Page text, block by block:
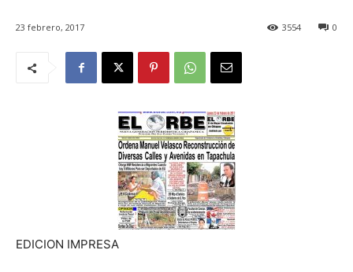
23 febrero, 2017 0
3554
EDICION IMPRESA